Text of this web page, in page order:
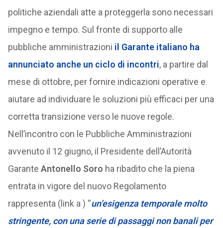
politiche aziendali atte a proteggerla sono necessari
impegno e tempo. Sul fronte di supporto alle
pubbliche amministrazioni il Garante italiano ha
annunciato anche un ciclo di incontri, a partire dal
mese di ottobre, per fornire indicazioni operative e
aiutare ad individuare le soluzioni più efficaci per una
corretta transizione verso le nuove regole.
Nell’incontro con le Pubbliche Amministrazioni
avvenuto il 12 giugno, il Presidente dell’Autorità
Garante Antonello Soro ha ribadito che la piena
entrata in vigore del nuovo Regolamento
rappresenta (link a ) “un’esigenza temporale molto
stringente, con una serie di passaggi non banali per